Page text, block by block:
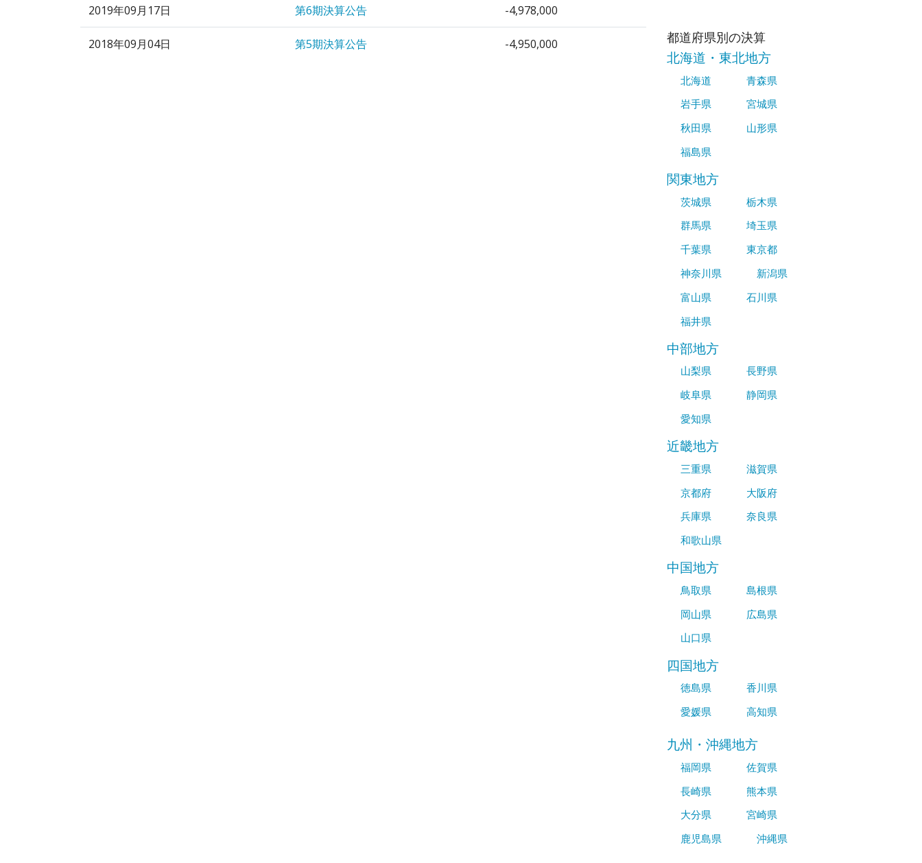
2019年09月17日 第6期決算公告 -4,978,000
2018年09月04日 第5期決算公告 -4,950,000 都道府県別の決算
北海道・東北地方
北海道
青森県
岩手県
宮城県
秋田県
山形県
福島県
関東地方
茨城県
栃木県
群馬県
埼玉県
千葉県
東京都
神奈川県
新潟県
富山県
石川県
福井県
中部地方
山梨県
長野県
岐阜県
静岡県
愛知県
近畿地方
三重県
滋賀県
京都府
大阪府
兵庫県
奈良県
和歌山県
中国地方
鳥取県
島根県
岡山県
広島県
山口県
四国地方
徳島県
香川県
愛媛県
高知県
九州・沖縄地方
福岡県
佐賀県
長崎県
熊本県
大分県
宮崎県
鹿児島県
沖縄県